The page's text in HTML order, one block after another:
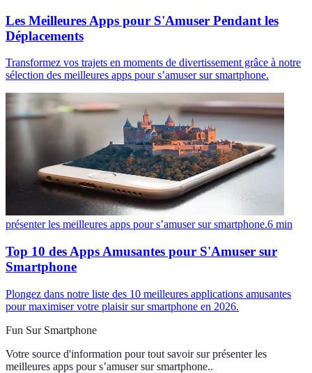
Les Meilleures Apps pour S'Amuser Pendant les
Déplacements
Transformez vos trajets en moments de divertissement grâce à notre
sélection des meilleures apps pour s’amuser sur smartphone.
présenter les meilleures apps pour s’amuser sur smartphone.6 min
Top 10 des Apps Amusantes pour S'Amuser sur
Smartphone
Plongez dans notre liste des 10 meilleures applications amusantes
pour maximiser votre plaisir sur smartphone en 2026.
Fun Sur Smartphone
Votre source d'information pour tout savoir sur présenter les
meilleures apps pour s’amuser sur smartphone..